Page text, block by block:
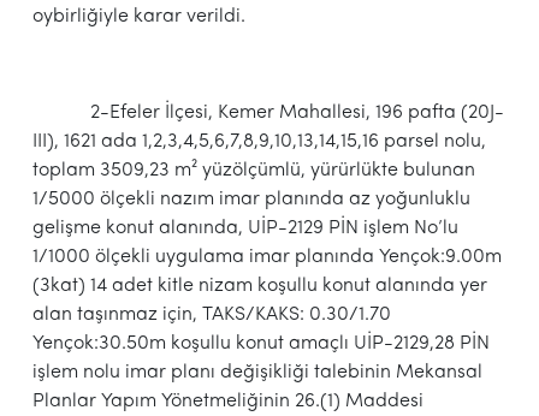
oybirliğiyle karar verildi.
2-Efeler İlçesi, Kemer Mahallesi, 196 pafta (20J-
III), 1621 ada 1,2,3,4,5,6,7,8,9,10,13,14,15,16 parsel nolu,
toplam 3509,23 m² yüzölçümlü, yürürlükte bulunan
1/5000 ölçekli nazım imar planında az yoğunluklu
gelişme konut alanında, UİP-2129 PİN işlem No’lu
1/1000 ölçekli uygulama imar planında Yençok:9.00m
(3kat) 14 adet kitle nizam koşullu konut alanında yer
alan taşınmaz için, TAKS/KAKS: 0.30/1.70
Yençok:30.50m koşullu konut amaçlı UİP-2129,28 PİN
işlem nolu imar planı değişikliği talebinin Mekansal
Planlar Yapım Yönetmeliğinin 26.(1) Maddesi